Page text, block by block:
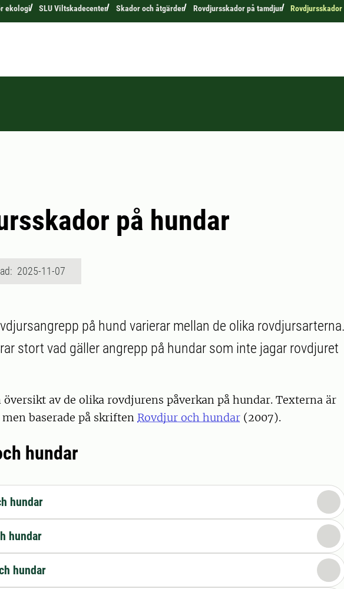
ekologi SLU Viltskadecenter Skador och åtgärder Rovdjursskador på tamdjur
på hundar
2025-11-07
på hund varierar mellan de olika rovdjursarterna.
stort vad gäller angrepp på hundar som inte jagar rovdjuret
översikt av de olika rovdjurens påverkan på hundar. Texterna är
baserade på skriften Rovdjur och hundar (2007).
hundar
hundar
hundar
hundar